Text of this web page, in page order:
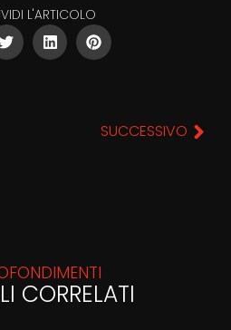
L'ARTICOLO
SUCCESSIVO
CORRELATI